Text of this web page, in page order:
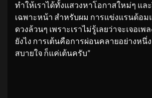
ทำให้เราได้ทั้งแสวงหาโอกาสใหม่ๆ แ
เฉพาะหน้า สำหรับผม การแข่งแรนด้อ
ดวงล้วนๆ เพราะเราไม่รู้เลยว่าจะเจอเพ
ยังไง การเต้นคือการผ่อนคลายอย่างหนึ่ง
สบายใจ ก็แค่เต้นครับ”